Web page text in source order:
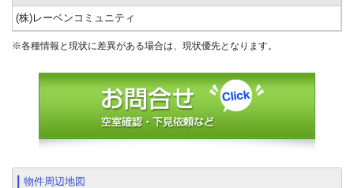
(株)レーベンコミュニティ
※各種情報と現状に差異がある場合は、現状優先となります。
物件周辺地図